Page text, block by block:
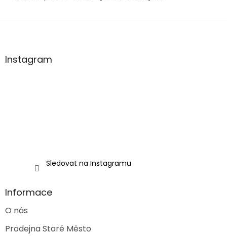
Z
aInstagram
Sledovat na Instagramu
Informace
O nás
Prodejna Staré Město